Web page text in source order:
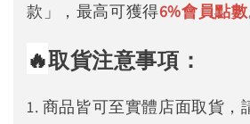
款」，最高可獲得6%會員點數
🔥取貨注意事項：
1. 商品皆可至實體店面取貨，